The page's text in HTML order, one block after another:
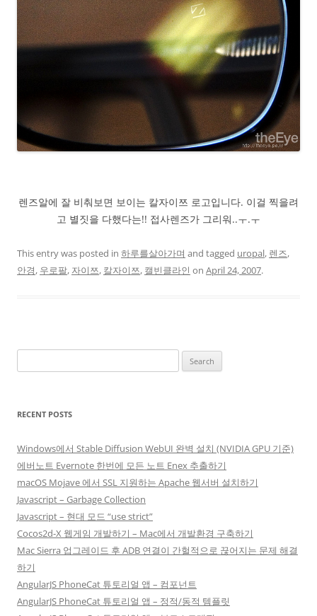
렌즈알에 잘 비춰보면 보이는 칼자이쯔 로고입니다. 이걸 찍을려
고 별짓을 다했다는!! 접사렌즈가 그리워..ㅜ.ㅜ
This entry was posted in 하루를살아가며 and tagged uropal, 렌즈,
안경, 우로팔, 자이쯔, 칼자이쯔, 캘빈클라인 on April 24, 2007.
for:
RECENT POSTS
Windows에서 Stable Diffusion WebUI 완벽 설치 (NVIDIA GPU 기준)
에버노트 Evernote 한번에 모든 노트 Enex 추출하기
macOS Mojave 에서 SSL 지원하는 Apache 웹서버 설치하기
Javascript – Garbage Collection
Javascript – 현대 모드 “use strict”
Cocos2d-X 웹게임 개발하기 – Mac에서 개발환경 구축하기
Mac Sierra 업그레이드 후 ADB 연결이 간헐적으로 끊어지는 문제 해결
하기
AngularJS PhoneCat 튜토리얼 앱 – 컴포넌트
AngularJS PhoneCat 튜토리얼 앱 – 정적/동적 템플릿